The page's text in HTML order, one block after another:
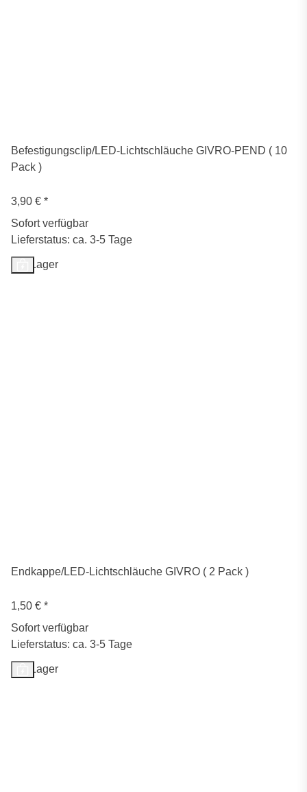
Befestigungsclip/LED-Lichtschläuche GIVRO-PEND ( 10
Pack )
3,90 € *
Sofort verfügbar
Lieferstatus: ca. 3-5 Tage
Auf Lager
Endkappe/LED-Lichtschläuche GIVRO ( 2 Pack )
1,50 € *
Sofort verfügbar
Lieferstatus: ca. 3-5 Tage
Auf Lager